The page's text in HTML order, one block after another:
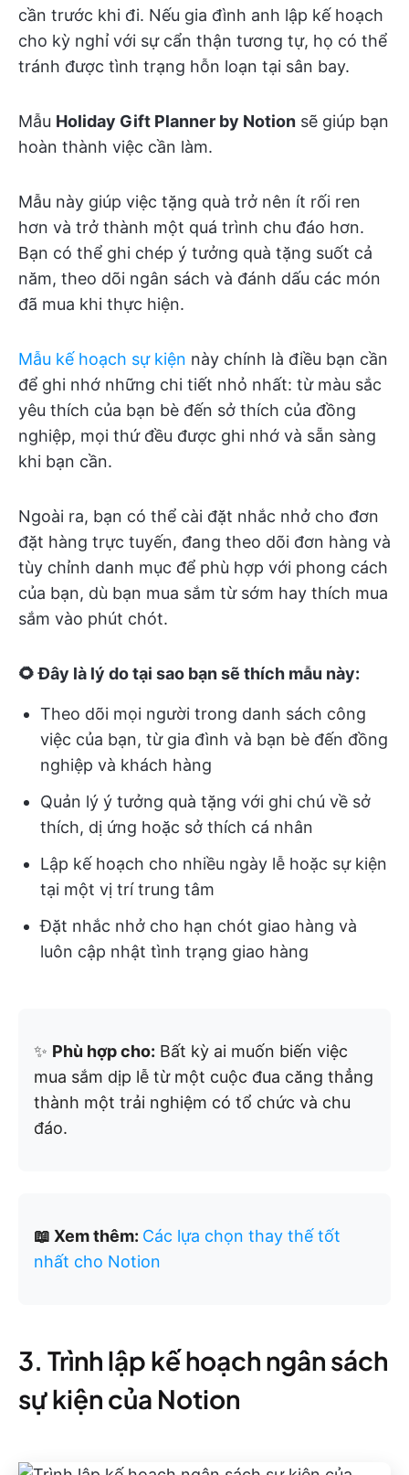
cần trước khi đi. Nếu gia đình anh lập kế hoạch
cho kỳ nghỉ với sự cẩn thận tương tự, họ có thể
tránh được tình trạng hỗn loạn tại sân bay.
Mẫu Holiday Gift Planner by Notion sẽ giúp bạn
hoàn thành việc cần làm.
Mẫu này giúp việc tặng quà trở nên ít rối ren
hơn và trở thành một quá trình chu đáo hơn.
Bạn có thể ghi chép ý tưởng quà tặng suốt cả
năm, theo dõi ngân sách và đánh dấu các món
đã mua khi thực hiện.
Mẫu kế hoạch sự kiện này chính là điều bạn cần
để ghi nhớ những chi tiết nhỏ nhất: từ màu sắc
yêu thích của bạn bè đến sở thích của đồng
nghiệp, mọi thứ đều được ghi nhớ và sẵn sàng
khi bạn cần.
Ngoài ra, bạn có thể cài đặt nhắc nhở cho đơn
đặt hàng trực tuyến, đang theo dõi đơn hàng và
tùy chỉnh danh mục để phù hợp với phong cách
của bạn, dù bạn mua sắm từ sớm hay thích mua
sắm vào phút chót.
🌻 Đây là lý do tại sao bạn sẽ thích mẫu này:
Theo dõi mọi người trong danh sách công
việc của bạn, từ gia đình và bạn bè đến đồng
nghiệp và khách hàng
Quản lý ý tưởng quà tặng với ghi chú về sở
thích, dị ứng hoặc sở thích cá nhân
Lập kế hoạch cho nhiều ngày lễ hoặc sự kiện
tại một vị trí trung tâm
Đặt nhắc nhở cho hạn chót giao hàng và
luôn cập nhật tình trạng giao hàng
✨ Phù hợp cho: Bất kỳ ai muốn biến việc
mua sắm dịp lễ từ một cuộc đua căng thẳng
thành một trải nghiệm có tổ chức và chu
đáo.
📖 Xem thêm: Các lựa chọn thay thế tốt
nhất cho Notion
3. Trình lập kế hoạch ngân sách
sự kiện của Notion